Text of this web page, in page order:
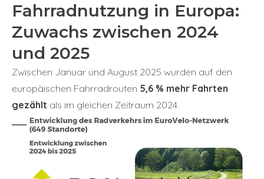
Fahrradnutzung in Europa:
Zuwachs zwischen 2024
und 2025
Zwischen Januar und August 2025 wurden auf den
europäischen Fahrradrouten 5,6 % mehr Fahrten
gezählt als im gleichen Zeitraum 2024.